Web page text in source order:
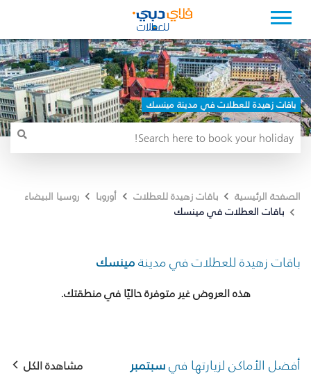
باقات زهيدة للعطلات في مدينة مينسك
الصفحة الرئيسية باقات زهيدة للعطلات أوروبا
روسيا البيضاء
باقات العطلات في مينسك
باقات زهيدة للعطلات في مدينةمينسك
هذه العروض غير متوفرة حاليًا في منطقتك.
أفضل الأماكن لزيارتها فيسبتمبر مشاهدة الكل